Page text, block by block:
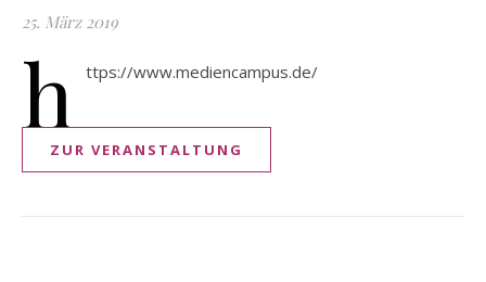
25. März 2019
h ttps://www.mediencampus.de/
ZUR VERANSTALTUNG